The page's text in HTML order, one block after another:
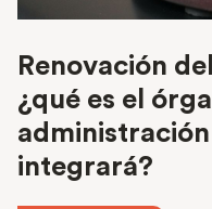
Renovación
¿qué es el
integrará?